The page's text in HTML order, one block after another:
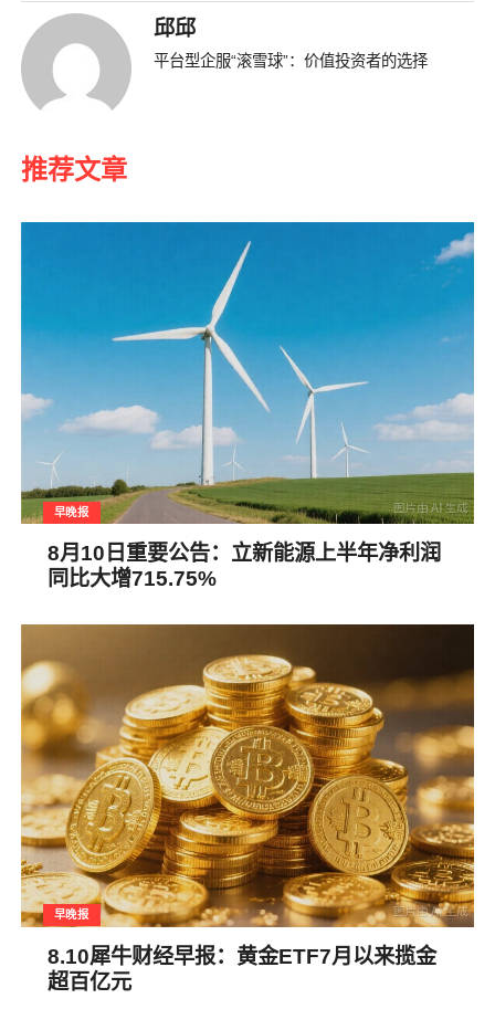
邱邱
平台型企服“滚雪球”：价值投资者的选择
推荐文章
早晚报
8月10日重要公告：立新能源上半年净利润
同比大增715.75%
早晚报
8.10犀牛财经早报：黄金ETF7月以来揽金
超百亿元